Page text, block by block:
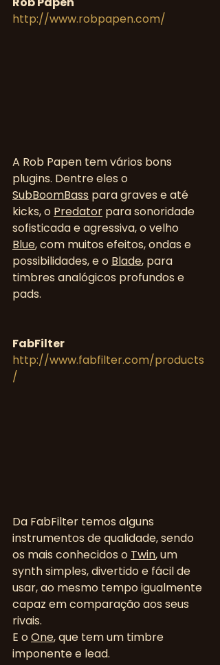
http://www.robpapen.com/
A Rob Papen tem vários bons
plugins. Dentre eles o
SubBoomBass para graves e até
kicks, o Predator para sonoridade
sofisticada e agressiva, o velho
Blue, com muitos efeitos, ondas e
possibilidades, e o Blade, para
timbres analógicos profundos e
pads.
FabFilter
http://www.fabfilter.com/products
/
Da FabFilter temos alguns
instrumentos de qualidade, sendo
os mais conhecidos o Twin, um
synth simples, divertido e fácil de
usar, ao mesmo tempo igualmente
capaz em comparação aos seus
rivais.
E o One, que tem um timbre
imponente e lead.